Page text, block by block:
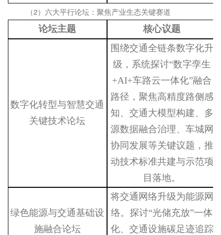
（2）六大平行论坛：聚焦产业生态关键赛道
论坛主题
核心议题
数字化转型与智慧交通
关键技术论坛
围绕交通全链条数字化升
级，系统探讨“数字孪生
+AI+车路云一体化”融合
路径，聚焦高精度路侧感
知、交通大模型构建、多
源数据融合治理、车城网
协同发展等关键议题，推
动技术标准共建与示范项
目落地。
绿色能源与交通基础设
施融合论坛
将交通网络升级为能源网
络。探讨“光储充放”一体
化、交通设施碳足迹追踪